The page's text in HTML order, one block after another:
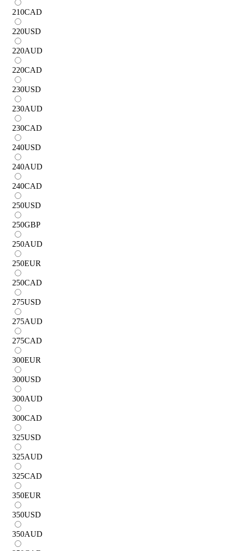
210CAD
220USD
220AUD
220CAD
230USD
230AUD
230CAD
240USD
240AUD
240CAD
250USD
250GBP
250AUD
250EUR
250CAD
275USD
275AUD
275CAD
300EUR
300USD
300AUD
300CAD
325USD
325AUD
325CAD
350EUR
350USD
350AUD